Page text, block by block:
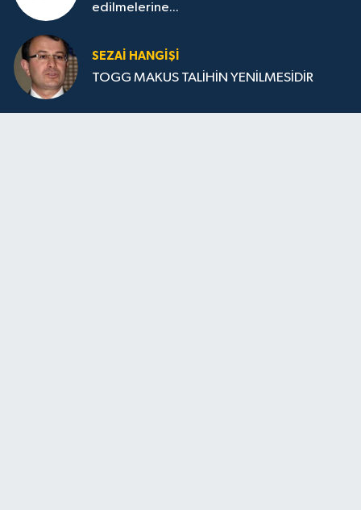
edilmelerine...
SEZAI HANGİŞİ
TOGG MAKUS TALİHİN YENİLMESİDİR